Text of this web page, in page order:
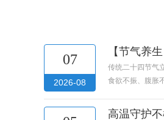
07
2026-08
【节气养
传统二十四节气
食欲不振、腹胀
高温守护